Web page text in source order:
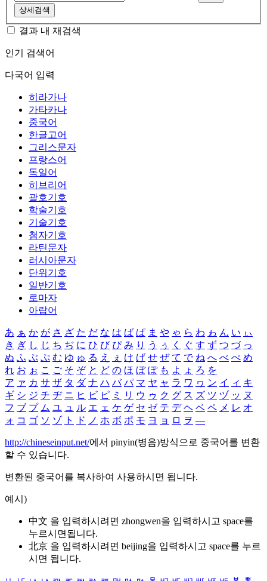
상세검색
결과 내 재검색
인기 검색어
다국어 입력
히라가나
가타카나
중국어
한글고어
그리스문자
프랑스어
독일어
히브리어
괄호기호
학술기호
기술기호
첨자기호
라틴문자
러시아문자
단위기호
일반기호
로마자
아랍어
あ ぁ か が さ ざ た だ な は ば ぱ ま や ゃ ら わ ゎ ん い ぃ
き ぎ し じ ち ぢ に ひ び ぴ み り う ぅ く ぐ す ず つ づ っ
ぬ ふ ぶ ぷ む ゆ ゅ る え ぇ け げ せ ぜ て で ね へ べ ぺ め
れ お ぉ こ ご そ ぞ と ど の ほ ぼ ぽ も よ ょ ろ を
ア ァ カ サ ザ タ ダ ナ ハ バ パ マ ヤ ャ ラ ワ ヮ ン イ ィ キ
ギ シ ジ チ ヂ ニ ヒ ビ ピ ミ リ ウ ゥ ク グ ス ズ ツ ヅ ッ ヌ
フ ブ プ ム ユ ュ ル エ ェ ケ ゲ セ ゼ テ デ ヘ ベ ペ メ レ オ
ォ コ ゴ ソ ゾ ト ド ノ ホ ボ ポ モ ヨ ョ ロ ヲ ―
http://chineseinput.net/에서 pinyin(병음)방식으로 중국어를 변환
할 수 있습니다.
변환된 중국어를 복사하여 사용하시면 됩니다.
예시)
中文 을 입력하시려면 zhongwen을 입력하시고 space를
누르시면됩니다.
北京 을 입력하시려면 beijing을 입력하시고 space를 누르
시면 됩니다.